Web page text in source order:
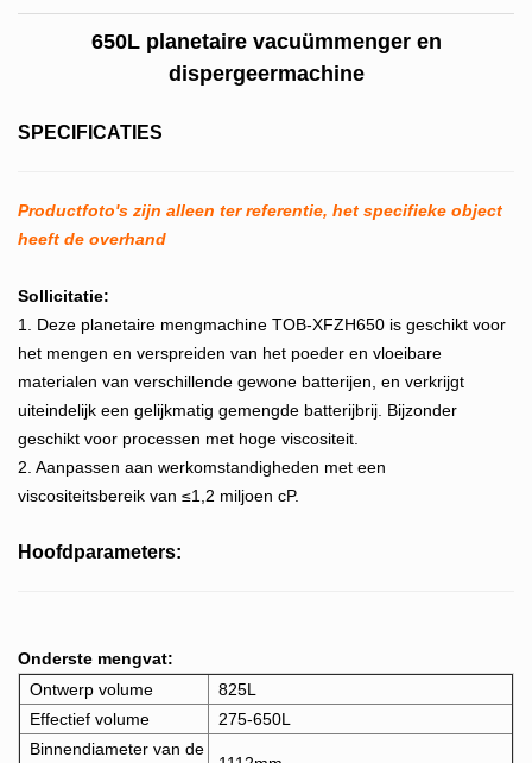
650L planetaire vacuümmenger en
dispergeermachine
SPECIFICATIES
Productfoto's zijn alleen ter referentie, het specifieke object
heeft de overhand
Sollicitatie:
1. Deze planetaire mengmachine TOB-XFZH650 is geschikt voor
het mengen en verspreiden van het poeder en vloeibare
materialen van verschillende gewone batterijen, en verkrijgt
uiteindelijk een gelijkmatig gemengde batterijbrij. Bijzonder
geschikt voor processen met hoge viscositeit.
2. Aanpassen aan werkomstandigheden met een
viscositeitsbereik van ≤1,2 miljoen cP.
Hoofdparameters:
Onderste mengvat:
Ontwerp volume
825L
Effectief volume
275-650L
Binnendiameter van de